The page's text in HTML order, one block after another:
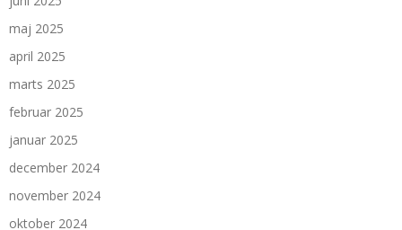
maj 2025
april 2025
marts 2025
februar 2025
januar 2025
december 2024
november 2024
oktober 2024